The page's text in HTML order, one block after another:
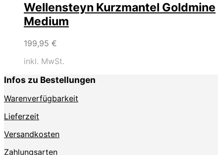
Wellensteyn Kurzmantel Goldmine
Medium
199,95 €
inkl. MwSt.
Infos zu Bestellungen
Warenverfügbarkeit
Lieferzeit
Versandkosten
Zahlungsarten